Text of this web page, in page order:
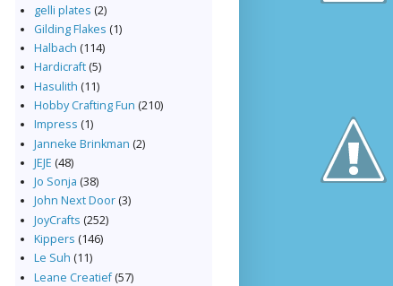
gelli plates (2)
Gilding Flakes (1)
Halbach (114)
Hardicraft (5)
Hasulith (11)
Hobby Crafting Fun (210)
Impress (1)
Janneke Brinkman (2)
JEJE (48)
Jo Sonja (38)
John Next Door (3)
JoyCrafts (252)
Kippers (146)
Le Suh (11)
Leane Creatief (57)